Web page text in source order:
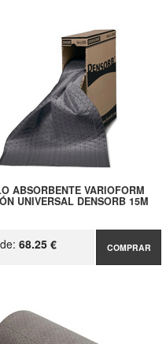
ABSORBENTE VARIOFORM
UNIVERSAL DENSORB 15M
68.25 € COMPRAR